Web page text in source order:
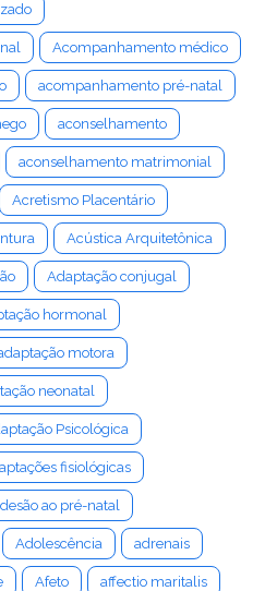
Acompanhamento médico
acompanhamento pré-natal
aconselhamento
aconselhamento matrimonial
Acretismo Placentário
Acústica Arquitetônica
Adaptação conjugal
hormonal
motora
neonatal
Psicológica
fisiológicas
ao pré-natal
Adolescência adrenais
Afeto affectio maritalis